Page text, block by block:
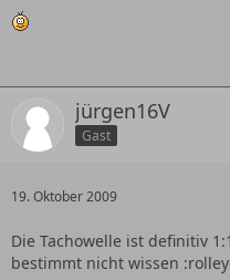
jürgen16V
Gast
19. Oktober 2009
Die Tachowelle ist definitiv
bestimmt nicht wissen